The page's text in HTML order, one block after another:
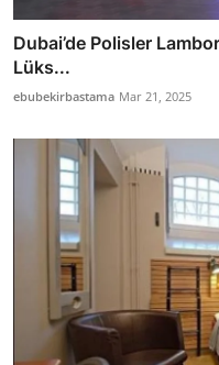
Dubai’de Polisler
Lüks...
ebubekirbastama Mar 21, 2025